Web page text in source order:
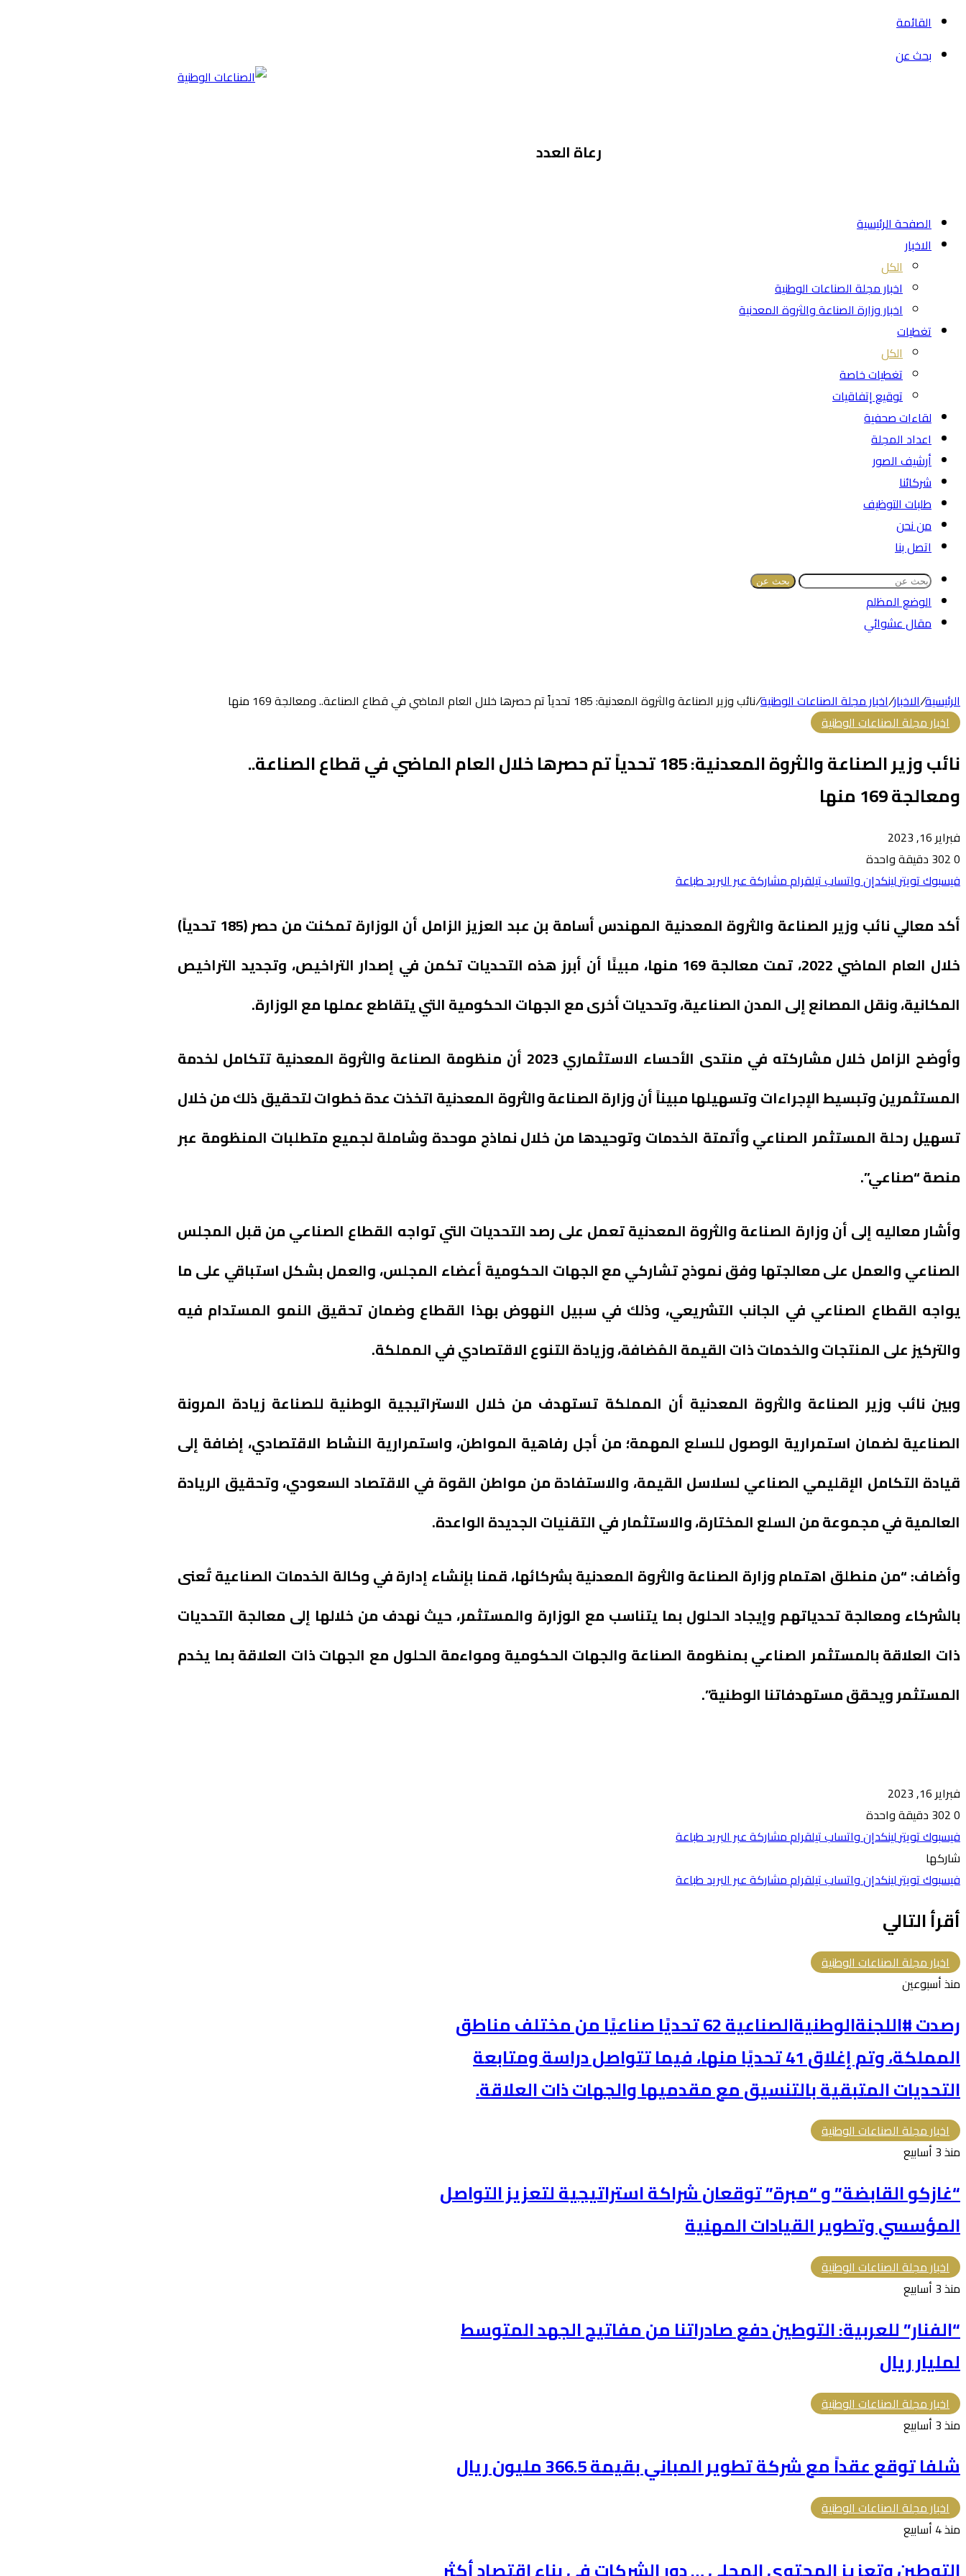
القائمة
بحث عن
رعاة العدد
الصفحة الرئيسية
الاخبار
الكل
اخبار مجلة الصناعات الوطنية
اخبار وزارة الصناعة والثروة المعدنية
تغطيات
الكل
تغطيات خاصة
توقيع إتفاقيات
لقاءات صحفية
اعداد المجلة
أرشيف الصور
شركائنا
طلبات التوظيف
من نحن
اتصل بنا
بحث عن
الوضع المظلم
مقال عشوائي
الرئيسية/الاخبار/اخبار مجلة الصناعات الوطنية/نائب وزير الصناعة والثروة المعدنية: 185 تحدياً تم حصرها خلال العام الماضي في قطاع الصناعة.. ومعالجة 169 منها
اخبار مجلة الصناعات الوطنية
نائب وزير الصناعة والثروة المعدنية: 185 تحدياً تم حصرها خلال العام الماضي في قطاع الصناعة..
ومعالجة 169 منها
فبراير 16, 2023
0
دقيقة واحدة
فيسبوكتويترلينكدإنواتسابتيلقراممشاركة عبر البريدطباعة
أكد معالي نائب وزير الصناعة والثروة المعدنية المهندس أسامة بن عبد العزيز الزامل أن الوزارة تمكنت من حصر (185 تحدياً)
خلال العام الماضي 2022، تمت معالجة 169 منها، مبينًا أن أبرز هذه التحديات تكمن في إصدار التراخيص، وتجديد التراخيص
المكانية، ونقل المصانع إلى المدن الصناعية، وتحديات أخرى مع الجهات الحكومية التي يتقاطع عملها مع الوزارة.
وأوضح الزامل خلال مشاركته في منتدى الأحساء الاستثماري 2023 أن منظومة الصناعة والثروة المعدنية تتكامل لخدمة
المستثمرين وتبسيط الإجراءات وتسهيلها مبيناً أن وزارة الصناعة والثروة المعدنية اتخذت عدة خطوات لتحقيق ذلك من خلال
تسهيل رحلة المستثمر الصناعي وأتمتة الخدمات وتوحيدها من خلال نماذج موحدة وشاملة لجميع متطلبات المنظومة عبر
منصة “صناعي”.
وأشار معاليه إلى أن وزارة الصناعة والثروة المعدنية تعمل على رصد التحديات التي تواجه القطاع الصناعي من قبل المجلس
الصناعي والعمل على معالجتها وفق نموذج تشاركي مع الجهات الحكومية أعضاء المجلس، والعمل بشكل استباقي على ما
يواجه القطاع الصناعي في الجانب التشريعي، وذلك في سبيل النهوض بهذا القطاع وضمان تحقيق النمو المستدام فيه
والتركيز على المنتجات والخدمات ذات القيمة المُضافة، وزيادة التنوع الاقتصادي في المملكة.
وبين نائب وزير الصناعة والثروة المعدنية أن المملكة تستهدف من خلال الاستراتيجية الوطنية للصناعة زيادة المرونة
الصناعية لضمان استمرارية الوصول للسلع المهمة؛ من أجل رفاهية المواطن، واستمرارية النشاط الاقتصادي، إضافة إلى
قيادة التكامل الإقليمي الصناعي لسلاسل القيمة، والاستفادة من مواطن القوة في الاقتصاد السعودي، وتحقيق الريادة
العالمية في مجموعة من السلع المختارة، والاستثمار في التقنيات الجديدة الواعدة.
وأضاف: “من منطلق اهتمام وزارة الصناعة والثروة المعدنية بشركائها، قمنا بإنشاء إدارة في وكالة الخدمات الصناعية تُعنى
بالشركاء ومعالجة تحدياتهم وإيجاد الحلول بما يتناسب مع الوزارة والمستثمر، حيث نهدف من خلالها إلى معالجة التحديات
ذات العلاقة بالمستثمر الصناعي بمنظومة الصناعة والجهات الحكومية ومواءمة الحلول مع الجهات ذات العلاقة بما يخدم
المستثمر ويحقق مستهدفاتنا الوطنية”.
فبراير 16, 2023
0
دقيقة واحدة
فيسبوكتويترلينكدإنواتسابتيلقراممشاركة عبر البريدطباعة
شاركها
فيسبوكتويترلينكدإنواتسابتيلقراممشاركة عبر البريدطباعة
أقرأ التالي
اخبار مجلة الصناعات الوطنية
منذ أسبوعين
رصدت #اللجنةالوطنيةالصناعية 62 تحديًا صناعيًا من مختلف مناطق
المملكة، وتم إغلاق 41 تحديًا منها، فيما تتواصل دراسة ومتابعة
التحديات المتبقية بالتنسيق مع مقدميها والجهات ذات العلاقة.
اخبار مجلة الصناعات الوطنية
منذ 3 أسابيع
“غازكو القابضة” و “مبرة” توقعان شراكة استراتيجية لتعزيز التواصل
المؤسسي وتطوير القيادات المهنية
اخبار مجلة الصناعات الوطنية
منذ 3 أسابيع
“الفنار” للعربية: التوطين دفع صادراتنا من مفاتيح الجهد المتوسط
لمليار ريال
اخبار مجلة الصناعات الوطنية
منذ 3 أسابيع
شلفا توقع عقداً مع شركة تطوير المباني بقيمة 366.5 مليون ريال
اخبار مجلة الصناعات الوطنية
منذ 4 أسابيع